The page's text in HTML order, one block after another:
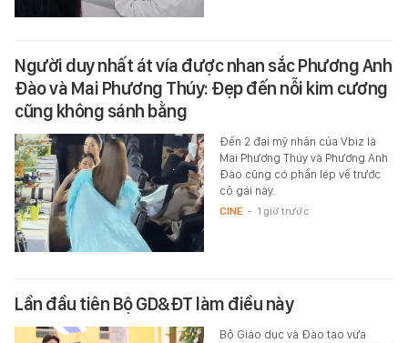
Người duy nhất át vía được nhan sắc Phương Anh
Đào và Mai Phương Thúy: Đẹp đến nỗi kim cương
cũng không sánh bằng
Đến 2 đại mỹ nhân của Vbiz là
Mai Phương Thúy và Phương Anh
Đào cũng có phần lép vế trước
cô gái này.
CINE - 1 giờ trước
Lần đầu tiên Bộ GD&ĐT làm điều này
Bộ Giáo dục và Đào tạo vừa